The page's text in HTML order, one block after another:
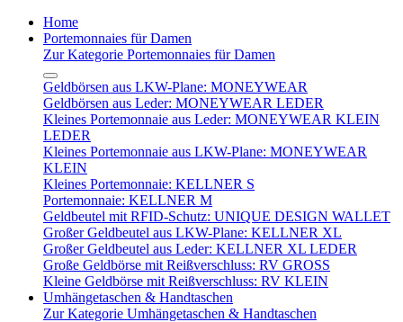
Home
Portemonnaies für Damen
Zur Kategorie Portemonnaies für Damen
Geldbörsen aus LKW-Plane: MONEYWEAR
Geldbörsen aus Leder: MONEYWEAR LEDER
Kleines Portemonnaie aus Leder: MONEYWEAR KLEIN
LEDER
Kleines Portemonnaie aus LKW-Plane: MONEYWEAR
KLEIN
Kleines Portemonnaie: KELLNER S
Portemonnaie: KELLNER M
Geldbeutel mit RFID-Schutz: UNIQUE DESIGN WALLET
Großer Geldbeutel aus LKW-Plane: KELLNER XL
Großer Geldbeutel aus Leder: KELLNER XL LEDER
Große Geldbörse mit Reißverschluss: RV GROSS
Kleine Geldbörse mit Reißverschluss: RV KLEIN
Umhängetaschen & Handtaschen
Zur Kategorie Umhängetaschen & Handtaschen